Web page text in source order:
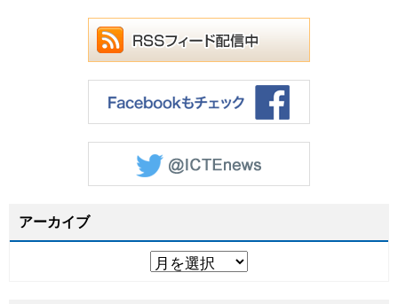
アーカイブ